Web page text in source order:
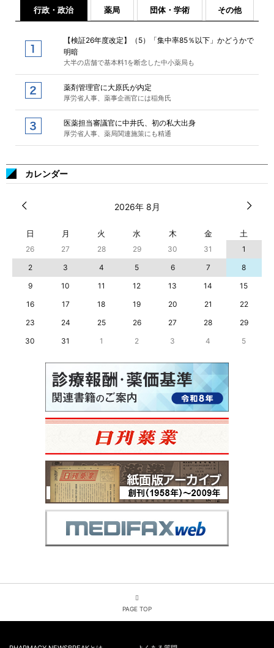
行政・政治 薬局 団体・学術 その他
【検証26年度改定】（5）「集中率85％以下」かどうかで
明暗
大半の店舗で基本料1を断念した中小薬局も
薬剤管理官に大原氏が内定
厚労省人事、薬事企画官には稲角氏
医薬担当審議官に中井氏、初の私大出身
厚労省人事、薬局関連施策にも精通
カレンダー
2026年 8月
日 月 火 水 木 金 土
26 27 28 29 30 31
1
2
3 4 5 6 7
8
9
10 11 12 13 14
15
16
17 18 19 20 21
22
23
24 25 26 27 28
29
30
31 1 2 3 4 5
PAGE TOP